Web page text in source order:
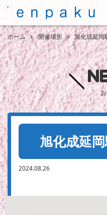
ホーム 開催場所 旭化成延岡
旭化成延
2024.08.26